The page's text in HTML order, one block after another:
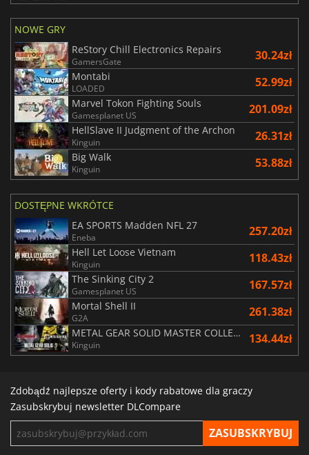
NOWE GRY
ReStory Chill Electronics Repairs
GamersGate 30.24zł
Montabi
LOADED 52.99zł
Marvel Tokon Fighting Souls
Gamesplanet US 201.09zł
HellSlave II Judgment of the Archon
Kinguin 26.31zł
Big Walk
Kinguin 53.88zł
DOSTĘPNE WKRÓTCE
EA SPORTS Madden NFL 27
Eneba 257.20zł
Hell Let Loose Vietnam
Kinguin 118.43zł
The Sinking City 2
Gamesplanet US 167.57zł
Mortal Shell II
G2A 261.38zł
METAL GEAR SOLID MASTER COLLECTION Vol.2
Kinguin 134.44zł
Zdobądź najlepsze oferty i kody rabatowe dla graczy
Zasubskrybuj newsletter DLCompare